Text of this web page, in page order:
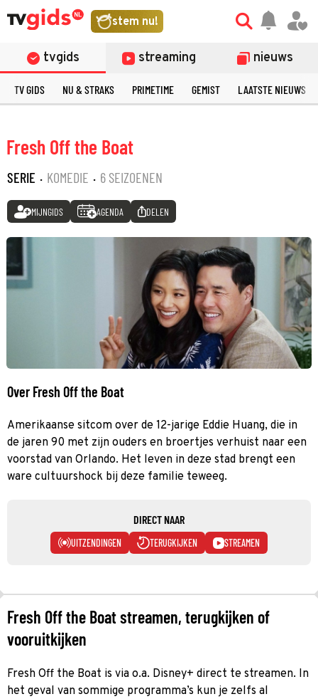
stem nu!
tvgids streaming nieuws
TV GIDS NU & STRAKS PRIMETIME GEMIST LAATSTE NIEUWS
Fresh Off the Boat
SERIE · KOMEDIE · 6 SEIZOENEN
MIJNGIDS AGENDA DELEN
Over Fresh Off the Boat
Amerikaanse sitcom over de 12-jarige Eddie Huang, die in
de jaren 90 met zijn ouders en broertjes verhuist naar een
voorstad van Orlando. Het leven in deze stad brengt een
ware cultuurshock bij deze familie teweeg.
DIRECT NAAR
UITZENDINGEN TERUGKIJKEN STREAMEN
Fresh Off the Boat streamen, terugkijken of
vooruitkijken
Fresh Off the Boat is via o.a. Disney+ direct te streamen. In
het geval van sommige programma’s kun je zelfs al